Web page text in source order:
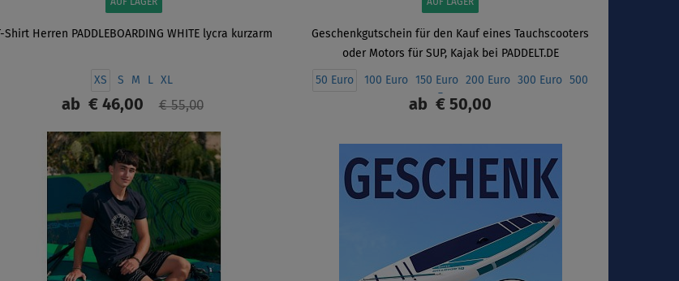
AUF LAGER
T-Shirt Herren PADDLEBOARDING WHITE lycra kurzarm
XS S M L XL
ab€ 46,00 € 55,00
ANZEIGEN
AUF LAGER
Geschenkgutschein für den Kauf eines Tauchscooters
oder Motors für SUP, Kajak bei PADDELT.DE
50 Euro 100 Euro 150 Euro 200 Euro 300 Euro
500
Euro
ab € 50,00
ANZEIGEN